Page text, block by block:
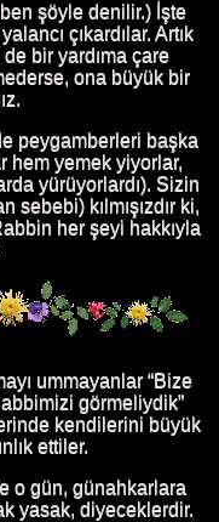
şöyle denilir.) İşte
çıkardılar. Artık
de bir yardıma çare
ona büyük bir
peygamberleri başka
hem yemek yiyorlar,
yürüyorlardı). Sizin
sebebi) kılmışızdır ki,
her şeyi hakkıyla
ummayanlar “Bize
görmeliydik”
kendilerini büyük
ettiler.
o gün, günahkarlara
yasak, diyeceklerdir.